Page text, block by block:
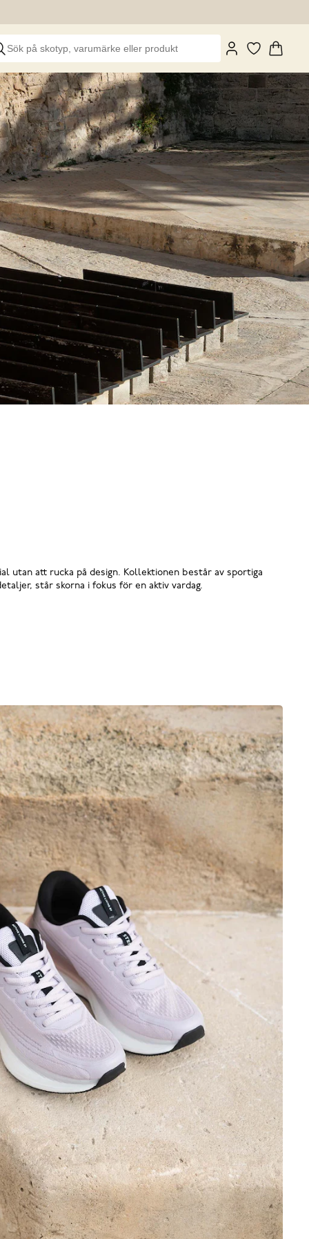
utan att rucka på design. Kollektionen består av sportiga
står skorna i fokus för en aktiv vardag.